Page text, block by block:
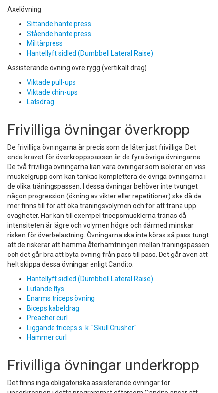
Axelövning
Sittande hantelpress
Stående hantelpress
Militärpress
Hantellyft sidled (Dumbbell Lateral Raise)
Assisterande övning övre rygg (vertikalt drag)
Viktade pull-ups
Viktade chin-ups
Latsdrag
Frivilliga övningar överkropp
De frivilliga övningarna är precis som de låter just frivilliga. Det
enda kravet för överkroppspassen är de fyra övriga övningarna.
De två frivilliga övningarna kan vara övningar som isolerar en viss
muskelgrupp som kan tänkas komplettera de övriga övningarna i
de olika träningspassen. I dessa övningar behöver inte tvunget
någon progression (ökning av vikter eller repetitioner) ske då de
mer finns till för att öka träningsvolymen och för att träna upp
svagheter. Här kan till exempel tricepsmusklerna tränas då
intensiteten är lägre och volymen högre och därmed minskar
risken för överbelastning. Övningarna ska inte köras så pass tungt
att de riskerar att hämma återhämtningen mellan träningspassen
och det går bra att byta övning från pass till pass. Det går även att
helt skippa dessa övningar enligt Candito.
Hantellyft sidled (Dumbbell Lateral Raise)
Lutande flys
Enarms triceps övning
Biceps kabeldrag
Preacher curl
Liggande triceps s. k. "Skull Crusher"
Hammer curl
Frivilliga övningar underkropp
Det finns inga obligatoriska assisterande övningar för